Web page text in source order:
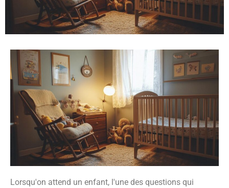
Lorsqu'on attend un enfant, l'une des questions qui